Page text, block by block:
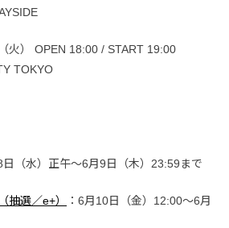
火） OPEN 18:00 / START 19:00
TOKYO
日（水）正午〜6月9日（木）23:59まで
抽選／e+）
：6月10日（金）12:00〜6月